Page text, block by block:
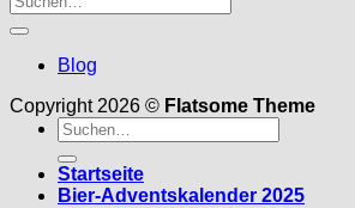
Blog
Copyright 2026 © Flatsome Theme
Suche
nach:
Startseite
Bier-Adventskalender 2025